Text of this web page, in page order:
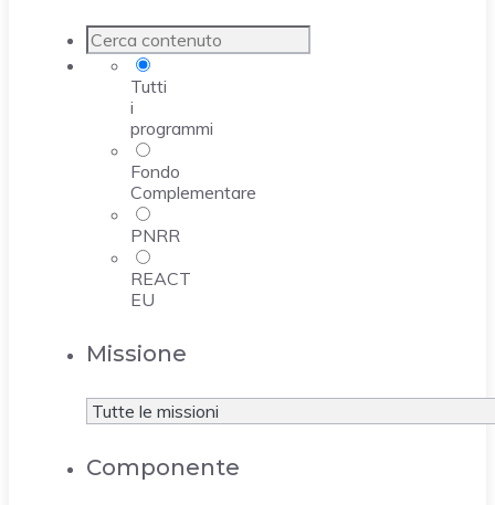
Tutti
i
programmi
Fondo
Complementare
PNRR
REACT
EU
Missione
Componente